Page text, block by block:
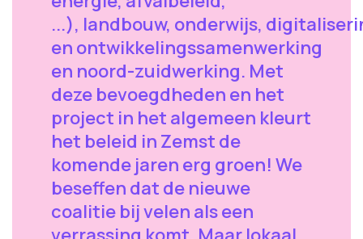
...), landbouw, onderwijs,
en ontwikkelingssamenwerking
en noord-zuidwerking. Met
deze bevoegdheden en het
project in het algemeen kleurt
het beleid in Zemst de
komende jaren erg groen! We
beseffen dat de nieuwe
coalitie bij velen als een